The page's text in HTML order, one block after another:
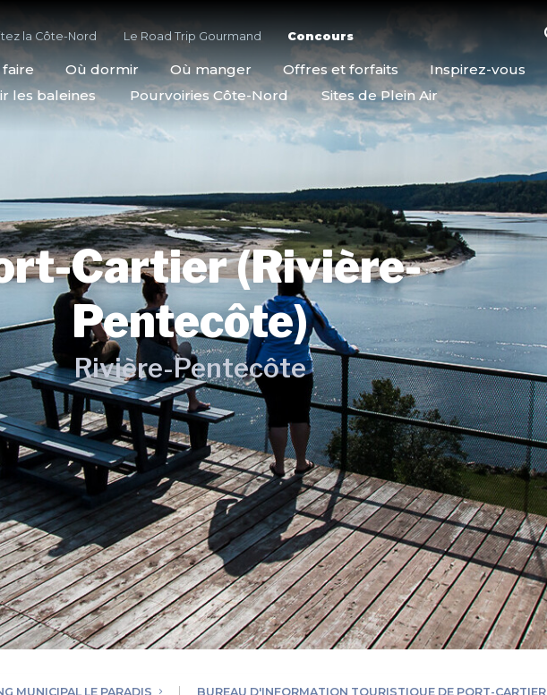
la Côte-Nord Le Road Trip Gourmand Concours
faire Où dormir Où manger Offres et forfaits Inspirez-vous
les baleines
Pourvoiries Côte-Nord Sites de Plein Air
Cartier (Rivière-
Pentecôte)
Rivière-Pentecôte
MUNICIPAL LE PARADIS BUREAU D'INFORMATION TOURISTIQUE DE PORT-CARTIER